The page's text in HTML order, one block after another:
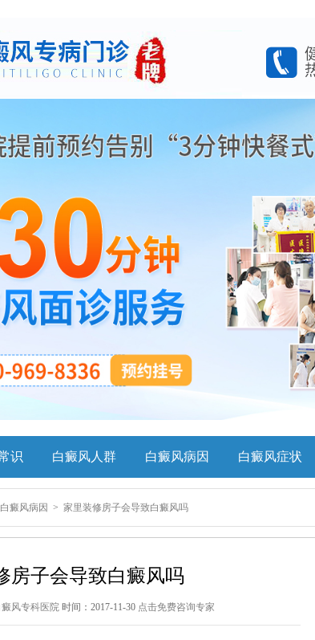
识 白癜风人群 白癜风病因 白癜风症状
白癜风病因 > 家里装修房子会导致白癜风吗
房子会导致白癜风吗
风专科医院 时间：2017-11-30 点击免费咨询专家